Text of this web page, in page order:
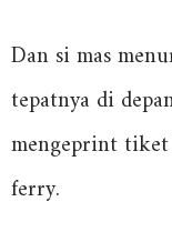
Dan si mas
tepatnya di
mengeprint
ferry.